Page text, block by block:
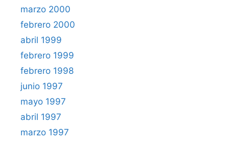
marzo 2000
febrero 2000
abril 1999
febrero 1999
febrero 1998
junio 1997
mayo 1997
abril 1997
marzo 1997